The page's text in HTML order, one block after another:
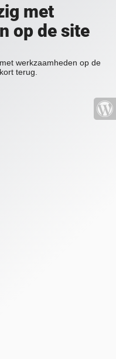
met
op de site
werkzaamheden op de
terug.